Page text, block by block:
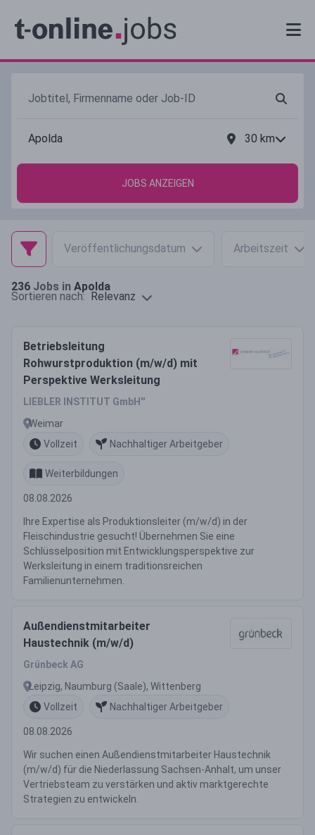
30 km
JOBS ANZEIGEN
Veröffentlichungsdatum Arbeitszeit
236 Jobs in Apolda
Sortieren nach: Relevanz
Betriebsleitung
Rohwurstproduktion (m/w/d) mit
Perspektive Werksleitung
LIEBLER INSTITUT GmbH''
Weimar
Vollzeit
Nachhaltiger Arbeitgeber
Weiterbildungen
08.08.2026
Ihre Expertise als Produktionsleiter (m/w/d) in der
Fleischindustrie gesucht! Übernehmen Sie eine
Schlüsselposition mit Entwicklungsperspektive zur
Werksleitung in einem traditionsreichen
Familienunternehmen.
Außendienstmitarbeiter
Haustechnik (m/w/d)
Grünbeck AG
Leipzig, Naumburg (Saale), Wittenberg
Vollzeit
Nachhaltiger Arbeitgeber
08.08.2026
Wir suchen einen Außendienstmitarbeiter Haustechnik
(m/w/d) für die Niederlassung Sachsen-Anhalt, um unser
Vertriebsteam zu verstärken und aktiv marktgerechte
Strategien zu entwickeln.